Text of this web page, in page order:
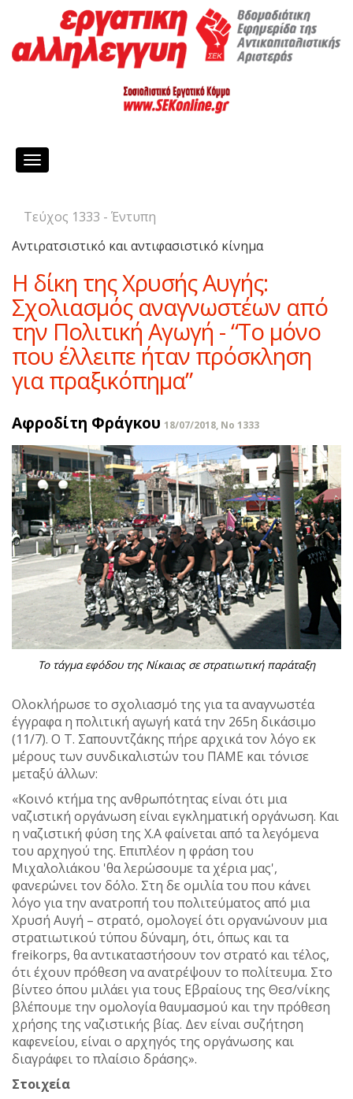
Toggle
Τεύχος 1333 - Έντυπη
Αντιρατσιστικό και αντιφασιστικό κίνημα
Η δίκη της Χρυσής Αυγής:
Σχολιασμός αναγνωστέων από
την Πολιτική Αγωγή - “Το μόνο
που έλλειπε ήταν πρόσκληση
για πραξικόπημα”
Αφροδίτη Φράγκου 18/07/2018, No 1333
Το τάγμα εφόδου της Νίκαιας σε στρατιωτική παράταξη
Ολοκλήρωσε το σχολιασμό της για τα αναγνωστέα
έγγραφα η πολιτική αγωγή κατά την 265η δικάσιμο
(11/7). Ο Τ. Σαπουντζάκης πήρε αρχικά τον λόγο εκ
μέρους των συνδικαλιστών του ΠΑΜΕ και τόνισε
μεταξύ άλλων:
«Κοινό κτήμα της ανθρωπότητας είναι ότι μια
ναζιστική οργάνωση είναι εγκληματική οργάνωση. Και
η ναζιστική φύση της Χ.Α φαίνεται από τα λεγόμενα
του αρχηγού της. Επιπλέον η φράση του
Μιχαλολιάκου 'θα λερώσουμε τα χέρια μας',
φανερώνει τον δόλο. Στη δε ομιλία του που κάνει
λόγο για την ανατροπή του πολιτεύματος από μια
Χρυσή Αυγή – στρατό, ομολογεί ότι οργανώνουν μια
στρατιωτικού τύπου δύναμη, ότι, όπως και τα
freikorps, θα αντικαταστήσουν τον στρατό και τέλος,
ότι έχουν πρόθεση να ανατρέψουν το πολίτευμα. Στο
βίντεο όπου μιλάει για τους Εβραίους της Θεσ/νίκης
βλέπουμε την ομολογία θαυμασμού και την πρόθεση
χρήσης της ναζιστικής βίας. Δεν είναι συζήτηση
καφενείου, είναι ο αρχηγός της οργάνωσης και
διαγράφει το πλαίσιο δράσης».
Στοιχεία